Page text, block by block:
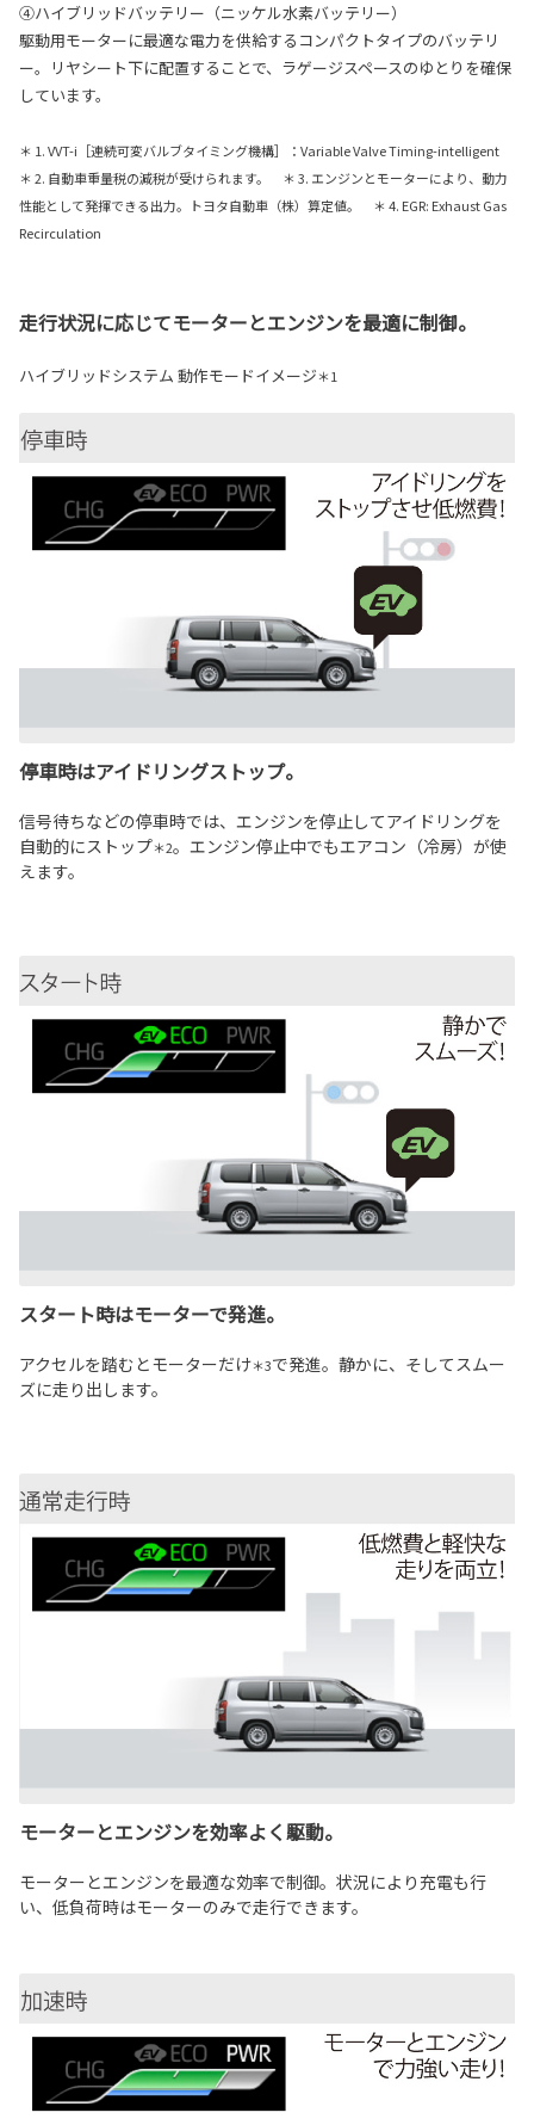
④ハイブリッドバッテリー（ニッケル水素バッテリー）
駆動用モーターに最適な電力を供給するコンパクトタイプのバッテリ
ー。リヤシート下に配置することで、ラゲージスペースのゆとりを確保
しています。
＊ 1. VVT-i［連続可変バルブタイミング機構］：Variable Valve Timing-intelligent
＊ 2. 自動車重量税の減税が受けられます。 ＊ 3. エンジンとモーターにより、動力
性能として発揮できる出力。トヨタ自動車（株）算定値。 ＊ 4. EGR: Exhaust Gas
Recirculation
走行状況に応じてモーターとエンジンを最適に制御。
ハイブリッドシステム 動作モードイメージ＊1
停車時はアイドリングストップ。
信号待ちなどの停車時では、エンジンを停止してアイドリングを
自動的にストップ＊2。エンジン停止中でもエアコン（冷房）が使
えます。
スタート時はモーターで発進。
アクセルを踏むとモーターだけ＊3で発進。静かに、そしてスムー
ズに走り出します。
モーターとエンジンを効率よく駆動。
モーターとエンジンを最適な効率で制御。状況により充電も行
い、低負荷時はモーターのみで走行できます。